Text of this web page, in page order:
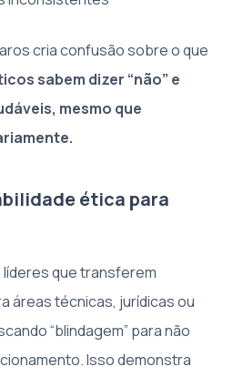
cria confusão sobre o que
sabem dizer “não” e
mesmo que
ética para
que transferem
áreas técnicas, jurídicas ou
“blindagem” para não
Isso demonstra